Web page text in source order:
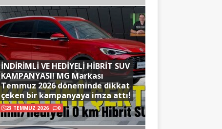
İNDİRİMLİ VE HEDİYELİ HİBRİT SUV
KAMPANYASI! MG Markası
Temmuz 2026 döneminde dikkat
çeken bir kampanyaya imza attı!
23 TEMMUZ 2026 0